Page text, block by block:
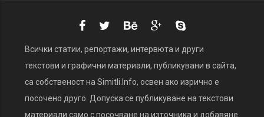
Всички статии, репортажи, интервюта и други
текстови и графични материали, публикувани в сайта,
са собственост на Simitli.Info, освен ако изрично е
посочено друго. Допуска се публикуване на текстови
материали само с посочване на източника и добавяне